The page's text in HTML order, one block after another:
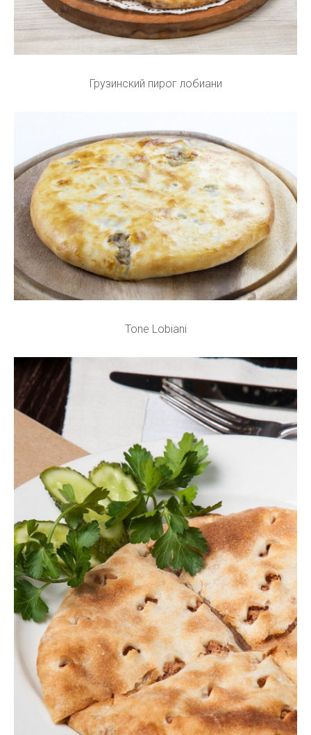
Грузинский пирог лобиани
Tone Lobiani